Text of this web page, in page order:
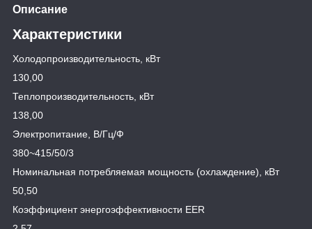
Описание
Характеристики
Холодопроизводительность, кВт
130,00
Теплопроизводительность, кВт
138,00
Электропитание, В/Гц/Ф
380~415/50/3
Номинальная потребляемая мощность (охлаждение), кВт
50,50
Коэффициент энергоэффективности EER